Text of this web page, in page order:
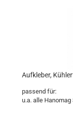
Aufkleber,
passend für:
u.a. alle Hanomag